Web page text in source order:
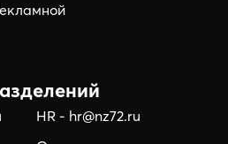
HR - hr@nz72.ru